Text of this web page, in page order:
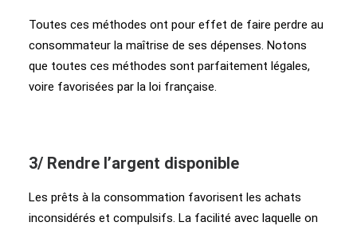
Toutes ces méthodes ont pour effet de faire perdre au
consommateur la maîtrise de ses dépenses. Notons
que toutes ces méthodes sont parfaitement légales,
voire favorisées par la loi française.
3/ Rendre l’argent disponible
Les prêts à la consommation favorisent les achats
inconsidérés et compulsifs. La facilité avec laquelle on